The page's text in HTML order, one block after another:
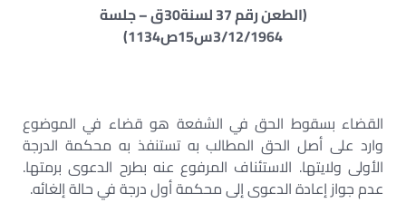
(الطعن رقم 37 لسنة30ق – جلسة
3/12/1964س15ص1134)
القضاء بسقوط الحق في الشفعة هو قضاء في الموضوع
وارد على أصل الحق المطالب به تستنفذ به محكمة الدرجة
الأولى ولايتها. الاستئناف المرفوع عنه بطرح الدعوى برمتها.
عدم جواز إعادة الدعوى إلى محكمة أول درجة في حالة إلغائه.